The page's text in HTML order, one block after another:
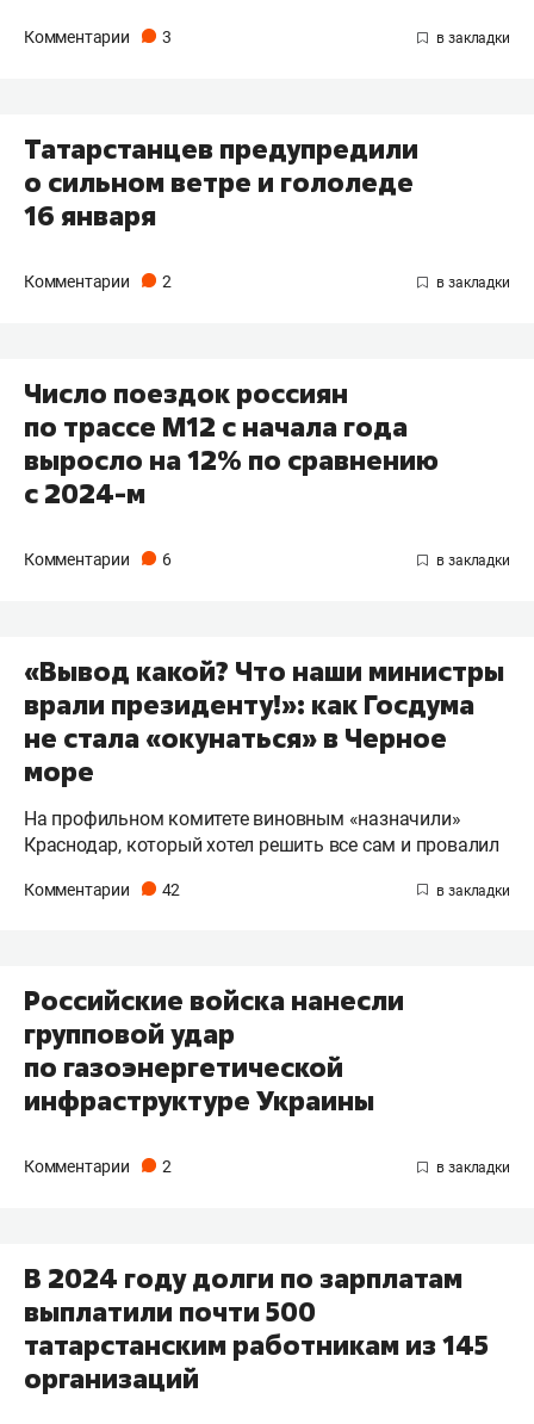
Комментарии 3
Татарстанцев предупредили
о сильном ветре и гололеде
16 января
Комментарии 2
Число поездок россиян
по трассе М12 с начала года
выросло на 12% по сравнению
с 2024-м
Комментарии 6
«Вывод какой? Что наши министры
врали президенту!»: как Госдума
не стала «окунаться» в Черное
море
На профильном комитете виновным «назначили»
Краснодар, который хотел решить все сам и провалил
Комментарии 42
Российские войска нанесли
групповой удар
по газоэнергетической
инфраструктуре Украины
Комментарии 2
В 2024 году долги по зарплатам
выплатили почти 500
татарстанским работникам из 145
организаций